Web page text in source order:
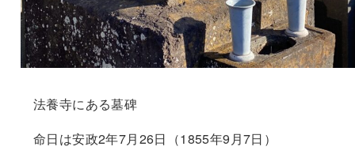
法養寺にある墓碑
命日は安政2年7月26日（1855年9月7日）